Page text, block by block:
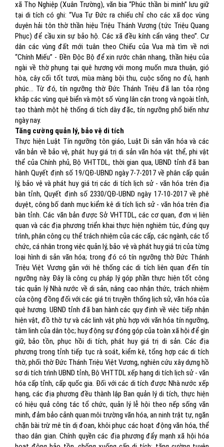
xã Thọ Nghiệp (Xuân Trường), văn bia “Phúc thần bi minh” lưu giữ
tại di tích có ghi: “Vua Tự Đức ra chiếu chỉ cho các xã dọc vùng
duyên hải tôn thờ thần hiệu Triệu Thánh Vương (tức Triệu Quang
Phục) để cầu xin sự bảo hộ. Các xã đều kính cẩn vâng theo”. Cư
dân các vùng đất mới tuân theo Chiếu của Vua mà tìm về nơi
“Chính Miếu” - Đền Độc Bộ để xin rước chân nhang, thần hiệu của
ngài về thờ phụng tại quê hương với mong muốn mưa thuận, gió
hòa, cây cối tốt tươi, mùa màng bội thu, cuộc sống no đủ, hạnh
phúc… Từ đó, tín ngưỡng thờ Đức Thánh Triệu đã lan tỏa rộng
khắp các vùng quê biển và một số vùng lân cận trong và ngoài tỉnh,
tạo thành một hệ thống di tích dày đặc, tín ngưỡng phổ biến như
ngày nay.
Tăng cường quản lý, bảo vệ di tích
Thực hiện Luật Tín ngưỡng tôn giáo, Luật Di sản văn hóa và các
văn bản về bảo vệ, phát huy giá trị di sản văn hóa vật thể, phi vật
thể của Chính phủ, Bộ VHTTDL, thời gian qua, UBND tỉnh đã ban
hành Quyết định số 19/QĐ-UBND ngày 7-7-2017 về phân cấp quản
lý, bảo vệ và phát huy giá trị các di tích lịch sử - văn hóa trên địa
bàn tỉnh, Quyết định số 2330/QĐ-UBND ngày 17-10-2017 về phê
duyệt, công bố danh mục kiểm kê di tích lịch sử - văn hóa trên địa
bàn tỉnh. Các văn bản được Sở VHTTDL, các cơ quan, đơn vị liên
quan và các địa phương triển khai thực hiện nghiêm túc, đúng quy
trình, phân công cụ thể trách nhiệm của các cấp, các ngành, các tổ
chức, cá nhân trong việc quản lý, bảo vệ và phát huy giá trị của từng
loại hình di sản văn hóa; trong đó có tín ngưỡng thờ Đức Thánh
Triệu Việt Vương gắn với hệ thống các di tích liên quan đến tín
ngưỡng này. Đây là công cụ pháp lý góp phần thực hiện tốt công
tác quản lý Nhà nước về di sản, nâng cao nhận thức, trách nhiệm
của cộng đồng đối với các giá trị truyền thống lịch sử, văn hóa của
quê hương. UBND tỉnh đã ban hành các quy định về việc tiếp nhận
hiện vật, đồ thờ tự và các linh vật phù hợp với văn hóa tín ngưỡng,
tâm linh của dân tộc; huy động sự đóng góp của toàn xã hội để gìn
giữ, bảo tồn, phục hồi di tích, phát huy giá trị di sản. Các địa
phương trong tỉnh tiếp tục rà soát, kiểm kê, tổng hợp các di tích
thờ, phối thờ Đức Thánh Triệu Việt Vương, nghiên cứu xây dựng hồ
sơ di tích trình UBND tỉnh, Bộ VHTTDL xếp hạng di tích lịch sử - văn
hóa cấp tỉnh, cấp quốc gia. Đối với các di tích được Nhà nước xếp
hạng, các địa phương đều thành lập Ban quản lý di tích, thực hiện
có hiệu quả công tác tổ chức, quản lý lễ hội theo nếp sống văn
minh, đảm bảo cảnh quan môi trường văn hóa, an ninh trật tự, ngăn
chặn bài trừ mê tín dị đoan, khôi phục các hoạt động văn hóa, thể
thao dân gian. Chính quyền các địa phương đẩy mạnh xã hội hóa